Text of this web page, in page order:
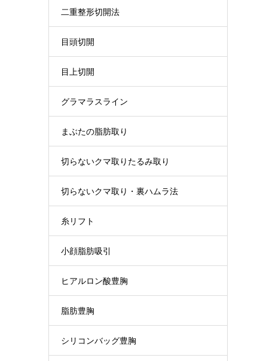
二重整形切開法
目頭切開
目上切開
グラマラスライン
まぶたの脂肪取り
切らないクマ取りたるみ取り
切らないクマ取り・裏ハムラ法
糸リフト
小顔脂肪吸引
ヒアルロン酸豊胸
脂肪豊胸
シリコンバッグ豊胸